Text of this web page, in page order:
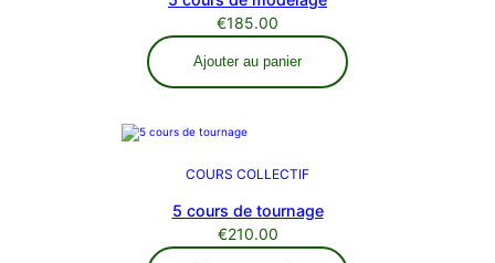
€185.00
Ajouter au panier
COURS COLLECTIF
5 cours de tournage
€210.00